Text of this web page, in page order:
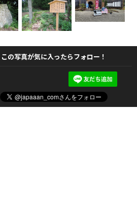
この写真が気に入ったらフォロー！